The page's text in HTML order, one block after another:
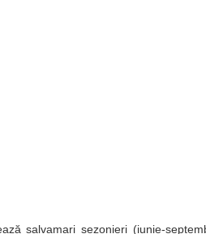
salvamari sezonieri (iunie-